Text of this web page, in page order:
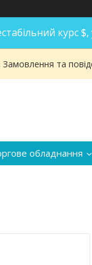
курс
Замовлення та
обладнання